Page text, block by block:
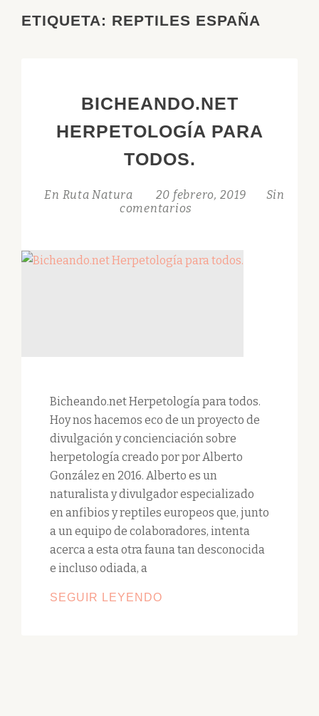
ETIQUETA: REPTILES ESPAÑA
BICHEANDO.NET
HERPETOLOGÍA PARA
TODOS.
En Ruta Natura 20 febrero, 2019
Sin
comentarios
Bicheando.net Herpetología para todos.
Hoy nos hacemos eco de un proyecto de
divulgación y concienciación sobre
herpetología creado por por Alberto
González en 2016. Alberto es un
naturalista y divulgador especializado
en anfibios y reptiles europeos que, junto
a un equipo de colaboradores, intenta
acerca a esta otra fauna tan desconocida
e incluso odiada, a
SEGUIR LEYENDO